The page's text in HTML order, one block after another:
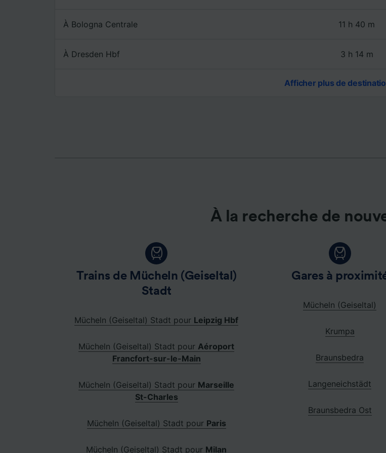
À Bologna Centrale 11 h 40 m
À Dresden Hbf 3 h 14 m
Afficher plus de
À la recherche de
Trains de Mücheln (Geiseltal)
Stadt
Mücheln (Geiseltal) Stadt pour Leipzig Hbf
Mücheln (Geiseltal) Stadt pour Aéroport
Francfort-sur-le-Main
Mücheln (Geiseltal) Stadt pour Marseille
St-Charles
Mücheln (Geiseltal) Stadt pour Paris
Mücheln (Geiseltal) Stadt pour Milan
Gares à
Mücheln (Geiseltal)
Krumpa
Braunsbedra
Langeneichstädt
Braunsbedra Ost
Liste de nos partenaires (fournisseurs)